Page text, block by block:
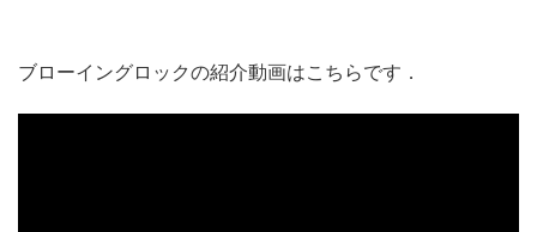
ブローイングロックの紹介動画はこちらです．